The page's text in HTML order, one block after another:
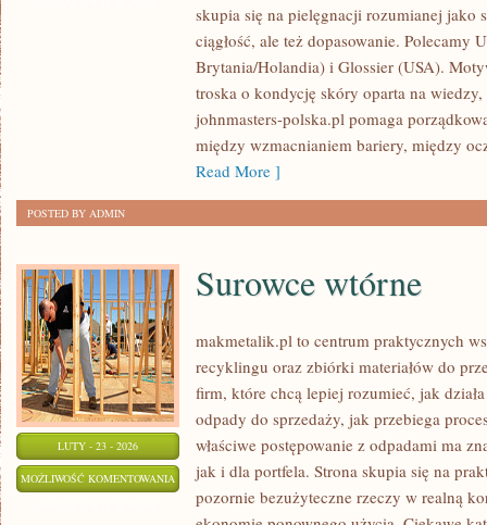
BRYTANIA/HOLANDIA)
skupia się na pielęgnacji rozumianej jako
ciągłość, ale też dopasowanie. Polecamy
Brytania/Holandia) i Glossier (USA).
troska o kondycję skóry oparta na
johnmasters-polska.pl pomaga
między wzmacnianiem bariery, między
Read More ]
POSTED BY ADMIN
LUTY - 23 - 2026
MOŻLIWOŚĆ KOMENTOWANIA SUROWCE
WTÓRNE
Surowce wtórne
makmetalik.pl to centrum praktycznych
recyklingu oraz zbiórki materiałów do
firm, które chcą lepiej rozumieć, jak
odpady do sprzedaży, jak przebiega
właściwe postępowanie z odpadami ma
jak i dla portfela. Strona skupia się na
pozornie bezużyteczne rzeczy w realną